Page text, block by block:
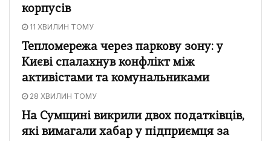
корпусів
11 ХВИЛИН ТОМУ
Тепломережа через паркову зону: у
Києві спалахнув конфлікт між
активістами та комунальниками
28 ХВИЛИН ТОМУ
На Сумщині викрили двох податківців,
які вимагали хабар у підприємця за